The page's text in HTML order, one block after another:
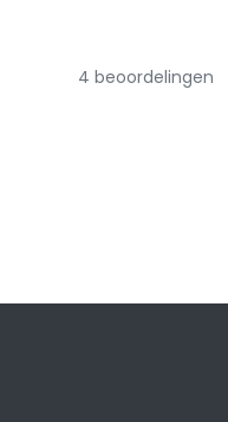
4 beoordelingen